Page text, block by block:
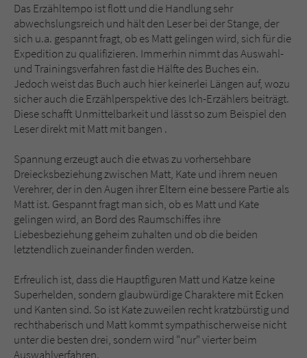
Das Erzähltempo ist flott und die Handlung sehr
abwechslungsreich und hält den Leser bei der Stange, der
sich u.a. gespannt fragt, ob es Matt gelingen wird, sich für die
Expedition zu qualifizieren. Immerhin nimmt das Auswahl-
und Trainingsverfahren fast die Hälfte des Buches ein.
Jedoch weist das Buch auch hier keinerlei Längen auf, wozu
sicher auch die Erzählperspektive des Ich-Erzählers beiträgt.
Diese schafft Unmittelbarkeit und lässt so zum Beispiel den
Leser direkt mit Matt mit bangen .
Spannung erzeugt auch die etwas zu vorhersehbare
Dreiecksbeziehung zwischen Matt, Kate und ihrem neuen
Verehrer, der in den Augen ihrer Eltern eine bessere Partie als
Matt ist. Gespannt fragt man sich, ob es Matt und Kate
gelingen wird, an Bord des Raumschiffes ihre
Liebesbeziehung geheim zuhalten und ob die beiden
letztendlich zueinander finden werden.
Erfreulich ist, dass die Hauptfiguren Matt und Katze keine
Superhelden, sondern glaubwürdige Charaktere mit Ecken
und Kanten sind. So ist Kate zuweilen recht kratzbürstig und
rechthaberisch und Matt kommt sympathischerweise nicht
unter die besten drei, sondern wird "nur" vierter beim
Auswahlverfahren.